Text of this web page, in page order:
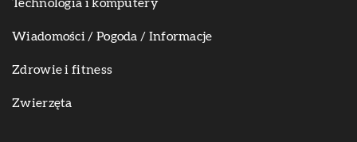
Technologia i komputery
Wiadomości / Pogoda / Informacje
Zdrowie i fitness
Zwierzęta